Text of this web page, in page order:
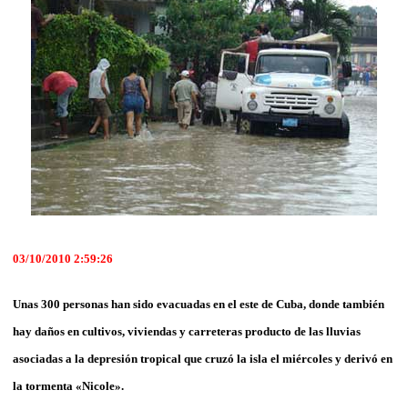
03/10/2010 2:59:26
Unas 300 personas han sido evacuadas en el este de Cuba, donde también
hay daños en cultivos, viviendas y carreteras producto de las lluvias
asociadas a la depresión tropical que cruzó la isla el miércoles y derivó en
la tormenta «Nicole».